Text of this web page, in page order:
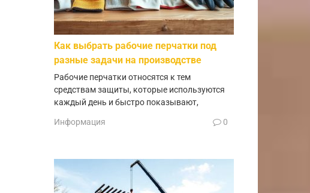
Как выбрать рабочие перчатки под
разные задачи на производстве
Рабочие перчатки относятся к тем
средствам защиты, которые используются
каждый день и быстро показывают,
Информация 0